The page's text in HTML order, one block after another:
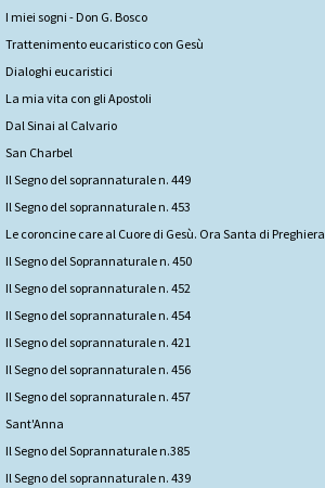
I miei sogni - Don G. Bosco
Trattenimento eucaristico con Gesù
Dialoghi eucaristici
La mia vita con gli Apostoli
Dal Sinai al Calvario
San Charbel
Il Segno del soprannaturale n. 449
Il Segno del soprannaturale n. 453
Le coroncine care al Cuore di Gesù. Ora Santa di Preghiera
Il Segno del Soprannaturale n. 450
Il Segno del soprannaturale n. 452
Il Segno del soprannaturale n. 454
Il Segno del soprannaturale n. 421
Il Segno del soprannaturale n. 456
Il Segno del soprannaturale n. 457
Sant'Anna
Il Segno del Soprannaturale n.385
Il Segno del soprannaturale n. 439